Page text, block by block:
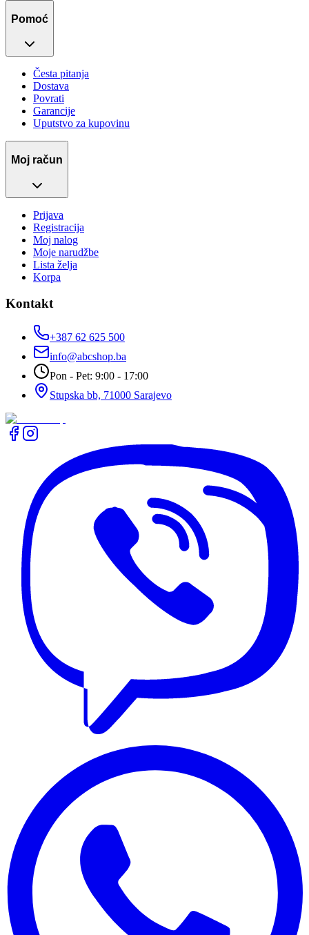
Pomoć
Česta pitanja
Dostava
Povrati
Garancije
Uputstvo za kupovinu
Moj račun
Prijava
Registracija
Moj nalog
Moje narudžbe
Lista želja
Korpa
Kontakt
+387 62 625 500
info@abcshop.ba
Pon - Pet: 9:00 - 17:00
Stupska bb, 71000 Sarajevo